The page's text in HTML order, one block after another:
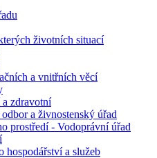
životních situací
a vnitřních věcí
zdravotní
a živnostenský úřad
prostředí - Vodoprávní úřad
hospodářství a služeb